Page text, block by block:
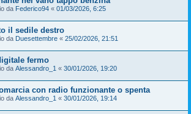
da Federico94 « 01/03/2026, 6:25
il sedile destro
da Duesettembre « 25/02/2026, 21:51
fermo
da Alessandro_1 « 30/01/2026, 19:20
con radio funzionante o spenta
da Alessandro_1 « 30/01/2026, 19:14